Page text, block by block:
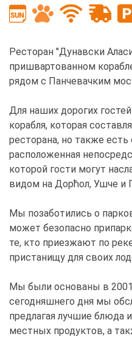
Ресторан "Дунавски
пришвартованном
рядом с Панчевачким
Для наших дорогих
корабля, которая
ресторана, но также есть
расположенная
которой гости могут
видом на Дорћол, Ушче и
Мы позаботились о
может безопасно
те, кто приезжают по
пристанищу для своих
Мы были основаны в 2001
сегодняшнего дня мы
предлагая лучшие блюда
местных продуктов, а